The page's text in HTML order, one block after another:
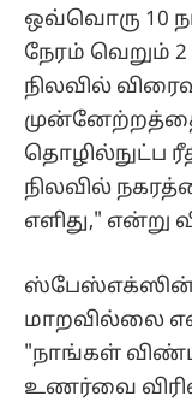
ஒவ்வொரு 10
நேரம் வெறும்
நிலவில்
முன்னேற்றத்தை
தொழில்நுட்ப
நிலவில்
எளிது," என்று
ஸ்பேஸ்எக்ஸின்
மாறவில்லை
"நாங்கள்
உணர்வை